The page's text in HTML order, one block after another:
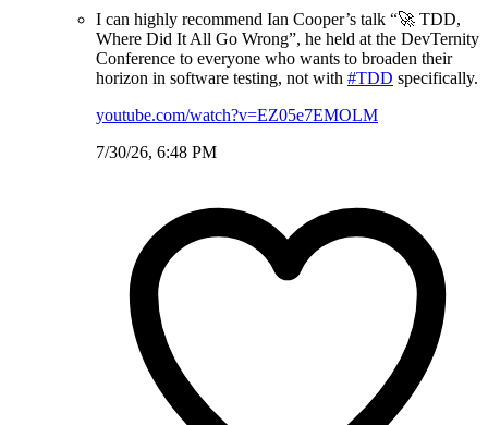
I can highly recommend Ian Cooper’s talk “🚀 TDD,
Where Did It All Go Wrong”, he held at the DevTernity
Conference to everyone who wants to broaden their
horizon in software testing, not with #TDD specifically.
youtube.com/watch?v=EZ05e7EMOLM
7/30/26, 6:48 PM